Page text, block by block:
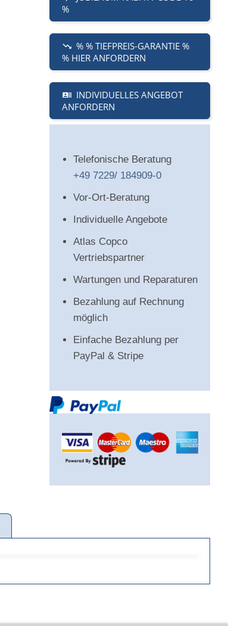
%
% % TIEFPREIS-GARANTIE %
% HIER ANFORDERN
INDIVIDUELLES ANGEBOT
ANFORDERN
Telefonische Beratung
+49 7229/ 184909-0
Vor-Ort-Beratung
Individuelle Angebote
Atlas Copco
Vertriebspartner
Wartungen und Reparaturen
Bezahlung auf Rechnung
möglich
Einfache Bezahlung per
PayPal & Stripe